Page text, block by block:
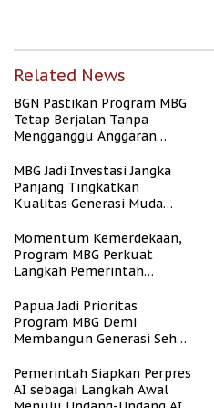
Related News
BGN Pastikan Program MBG
Tetap Berjalan Tanpa
Mengganggu Anggaran
MBG Jadi Investasi Jangka
Panjang Tingkatkan
Kualitas Generasi Muda
Momentum Kemerdekaan,
Program MBG Perkuat
Langkah Pemerintah
Papua Jadi Prioritas
Program MBG Demi
Membangun Generasi Sehat
Pemerintah Siapkan Perpres
AI sebagai Langkah Awal